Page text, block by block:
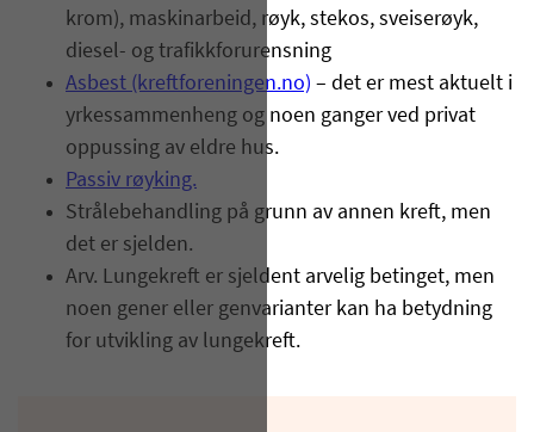
krom), maskinarbeid, røyk, stekos, sveiserøyk,
diesel- og trafikkforurensning
Asbest (kreftforeningen.no) – det er mest aktuelt i
yrkessammenheng og noen ganger ved privat
oppussing av eldre hus.
Passiv røyking.
Strålebehandling på grunn av annen kreft, men
det er sjelden.
Arv. Lungekreft er sjeldent arvelig betinget, men
noen gener eller genvarianter kan ha betydning
for utvikling av lungekreft.